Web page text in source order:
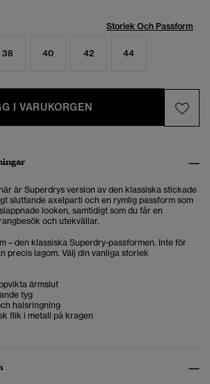
Storlek Och Passform
38 40 42 44
I VARUKORGEN
är Superdrys version av den klassiska stickade
sluttande axelparti och en rymlig passform som
looken, samtidigt som du får en
och utekvällar.
– den klassiska Superdry-passformen. Inte för
precis lagom. Välj din vanliga storlek
ärmslut
tyg
halsringning
flik i metall på kragen